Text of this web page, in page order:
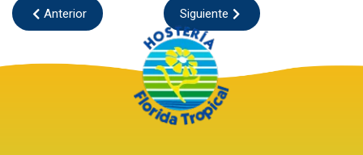
Anterior Siguiente